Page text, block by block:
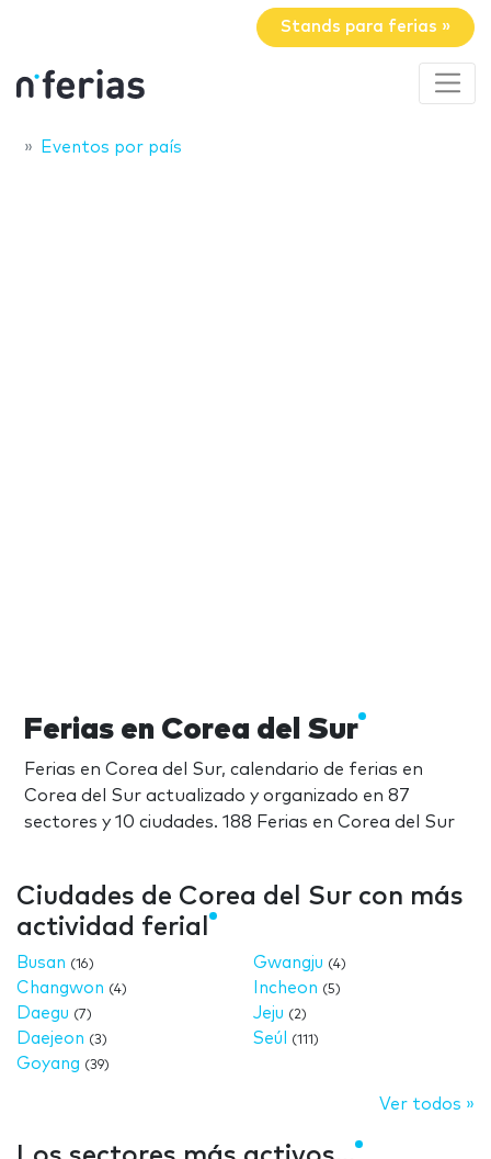
Stands para ferias »
Eventos por país
Ferias en Corea del Sur
Ferias en Corea del Sur, calendario de ferias en
Corea del Sur actualizado y organizado en 87
sectores y 10 ciudades. 188 Ferias en Corea del Sur
Ciudades de Corea del Sur con más
actividad ferial
Busan (16)
Changwon (4)
Daegu (7)
Daejeon (3)
Goyang (39)
Gwangju (4)
Incheon (5)
Jeju (2)
Seúl (111)
Ver todos »